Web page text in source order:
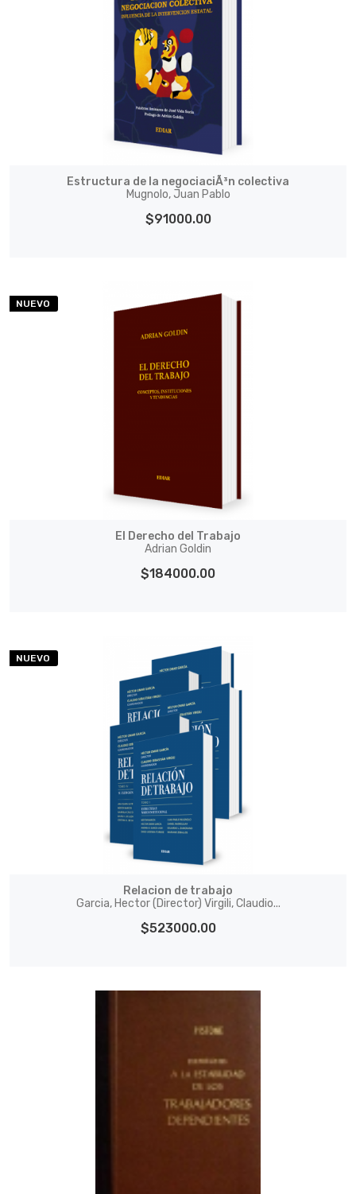
Estructura de la negociaciÃ³n colectiva
Mugnolo, Juan Pablo
$91000.00
NUEVO
El Derecho del Trabajo
Adrian Goldin
$184000.00
NUEVO
Relacion de trabajo
Garcia, Hector (Director) Virgili, Claudio...
$523000.00